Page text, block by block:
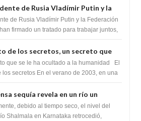
de Rusia Vladímir Putin y la
Galactica han firmado un
acabar con los Sionistas?
de Rusia Vladímir Putin y la Federación
firmado un tratado para trabajar juntos,
de los secretos, un secreto que
por completo el destino de la
que se le ha ocultado a la humanidad El
los secretos En el verano de 2003, en una
sequía revela en un río un
hallazgo de miles de Shiva
debido al tiempo seco, el nivel del
Shalmala en Karnataka retrocedió,